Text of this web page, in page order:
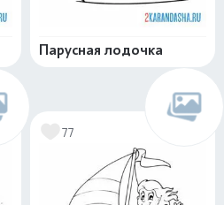
Парусная лодочка
77